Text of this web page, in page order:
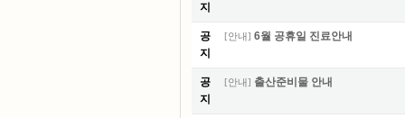
지
공
지
[안내] 6월 공휴일 진료안내
공
지
[안내] 출산준비물 안내